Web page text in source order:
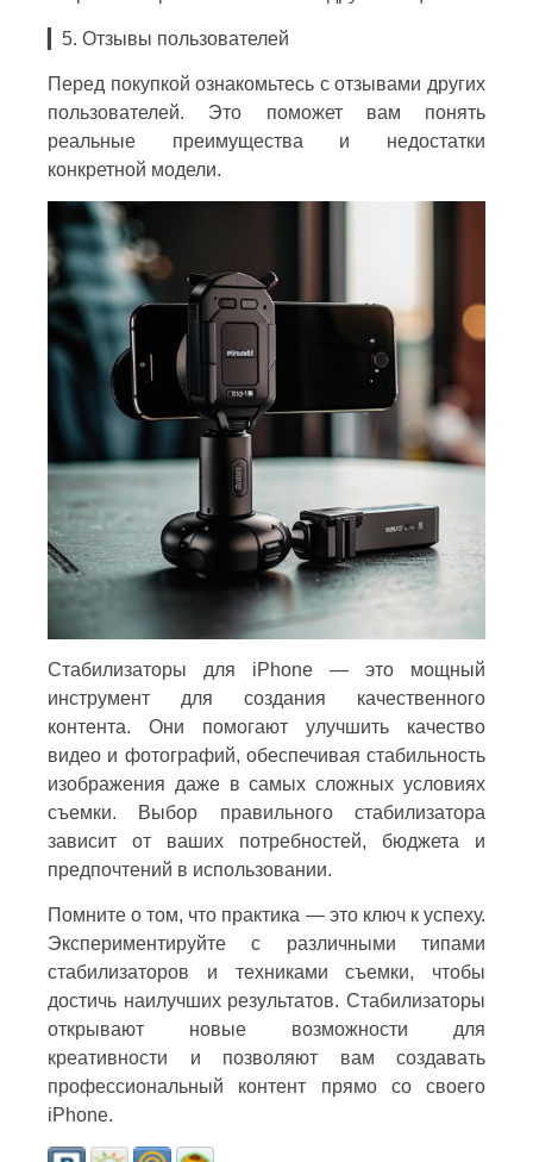
▎5. Отзывы пользователей
Перед покупкой ознакомьтесь с отзывами других
пользователей. Это поможет вам понять
реальные преимущества и недостатки
конкретной модели.
Стабилизаторы для iPhone — это мощный
инструмент для создания качественного
контента. Они помогают улучшить качество
видео и фотографий, обеспечивая стабильность
изображения даже в самых сложных условиях
съемки. Выбор правильного стабилизатора
зависит от ваших потребностей, бюджета и
предпочтений в использовании.
Помните о том, что практика — это ключ к успеху.
Экспериментируйте с различными типами
стабилизаторов и техниками съемки, чтобы
достичь наилучших результатов. Стабилизаторы
открывают новые возможности для
креативности и позволяют вам создавать
профессиональный контент прямо со своего
iPhone.